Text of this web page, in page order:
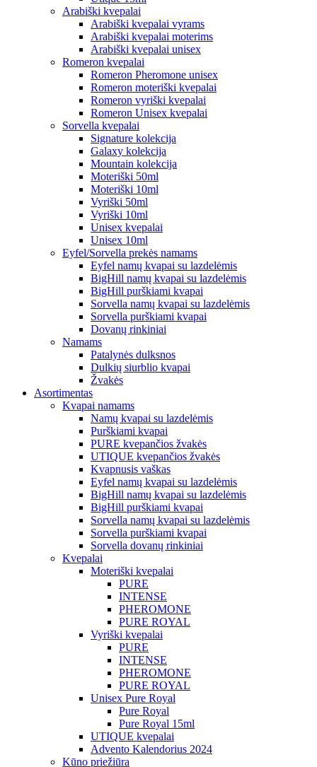
Arabiški kvepalai
Arabiški kvepalai vyrams
Arabiški kvepalai moterims
Arabiški kvepalai unisex
Romeron kvepalai
Romeron Pheromone unisex
Romeron moteriški kvepalai
Romeron vyriški kvepalai
Romeron Unisex kvepalai
Sorvella kvepalai
Signature kolekcija
Galaxy kolekcija
Mountain kolekcija
Moteriški 50ml
Moteriški 10ml
Vyriški 50ml
Vyriški 10ml
Unisex kvepalai
Unisex 10ml
Eyfel/Sorvella prekės namams
Eyfel namų kvapai su lazdelėmis
BigHill namų kvapai su lazdelėmis
BigHill purškiami kvapai
Sorvella namų kvapai su lazdelėmis
Sorvella purškiami kvapai
Dovanų rinkiniai
Namams
Patalynės dulksnos
Dulkių siurblio kvapai
Žvakės
Asortimentas
Kvapai namams
Namų kvapai su lazdelėmis
Purškiami kvapai
PURE kvepančios žvakės
UTIQUE kvepančios žvakės
Kvapnusis vaškas
Eyfel namų kvapai su lazdelėmis
BigHill namų kvapai su lazdelėmis
BigHill purškiami kvapai
Sorvella namų kvapai su lazdelėmis
Sorvella purškiami kvapai
Sorvella dovanų rinkiniai
Kvepalai
Moteriški kvepalai
PURE
INTENSE
PHEROMONE
PURE ROYAL
Vyriški kvepalai
PURE
INTENSE
PHEROMONE
PURE ROYAL
Unisex Pure Royal
Pure Royal
Pure Royal 15ml
UTIQUE kvepalai
Advento Kalendorius 2024
Kūno priežiūra